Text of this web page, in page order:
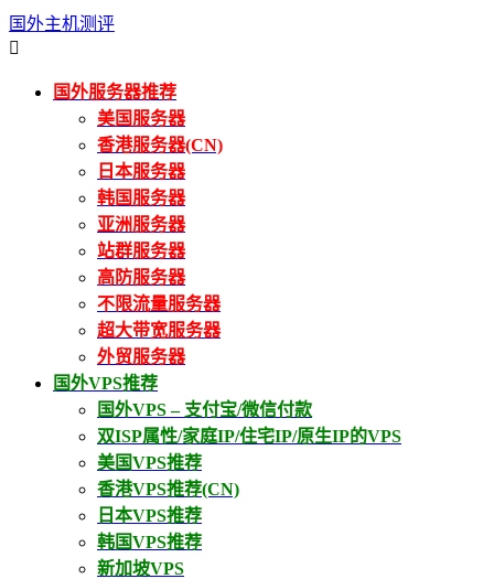
国外主机测评

国外服务器推荐
美国服务器
香港服务器(CN)
日本服务器
韩国服务器
亚洲服务器
站群服务器
高防服务器
不限流量服务器
超大带宽服务器
外贸服务器
国外VPS推荐
国外VPS – 支付宝/微信付款
双ISP属性/家庭IP/住宅IP/原生IP的VPS
美国VPS推荐
香港VPS推荐(CN)
日本VPS推荐
韩国VPS推荐
新加坡VPS